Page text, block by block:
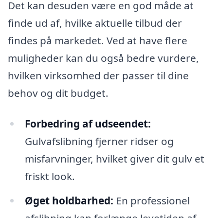
Det kan desuden være en god måde at
finde ud af, hvilke aktuelle tilbud der
findes på markedet. Ved at have flere
muligheder kan du også bedre vurdere,
hvilken virksomhed der passer til dine
behov og dit budget.
Forbedring af udseendet:
Gulvafslibning fjerner ridser og
misfarvninger, hvilket giver dit gulv et
friskt look.
Øget holdbarhed: En professionel